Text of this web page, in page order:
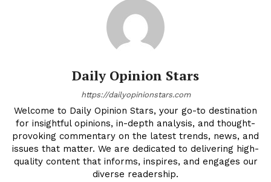
Daily Opinion Stars
https://dailyopinionstars.com
Welcome to Daily Opinion Stars, your go-to destination
for insightful opinions, in-depth analysis, and thought-
provoking commentary on the latest trends, news, and
issues that matter. We are dedicated to delivering high-
quality content that informs, inspires, and engages our
diverse readership.